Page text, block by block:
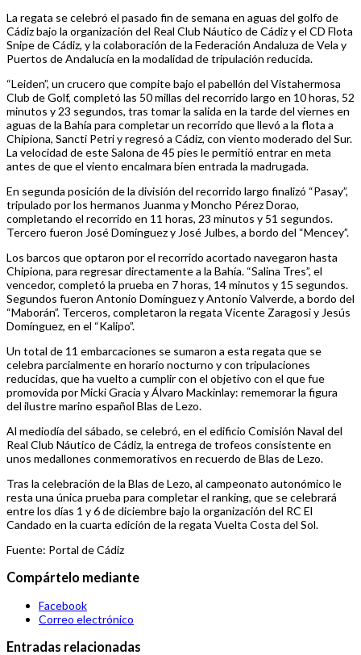
La regata se celebró el pasado fin de semana en aguas del golfo de
Cádiz bajo la organización del Real Club Náutico de Cádiz y el CD Flota
Snipe de Cádiz, y la colaboración de la Federación Andaluza de Vela y
Puertos de Andalucía en la modalidad de tripulación reducida.
“Leiden”, un crucero que compite bajo el pabellón del Vistahermosa
Club de Golf, completó las 50 millas del recorrido largo en 10 horas, 52
minutos y 23 segundos, tras tomar la salida en la tarde del viernes en
aguas de la Bahía para completar un recorrido que llevó a la flota a
Chipiona, Sancti Petri y regresó a Cádiz, con viento moderado del Sur.
La velocidad de este Salona de 45 pies le permitió entrar en meta
antes de que el viento encalmara bien entrada la madrugada.
En segunda posición de la división del recorrido largo finalizó “Pasay”,
tripulado por los hermanos Juanma y Moncho Pérez Dorao,
completando el recorrido en 11 horas, 23 minutos y 51 segundos.
Tercero fueron José Domínguez y José Julbes, a bordo del “Mencey”.
Los barcos que optaron por el recorrido acortado navegaron hasta
Chipiona, para regresar directamente a la Bahía. “Salina Tres”, el
vencedor, completó la prueba en 7 horas, 14 minutos y 15 segundos.
Segundos fueron Antonio Domínguez y Antonio Valverde, a bordo del
“Maborán”. Terceros, completaron la regata Vicente Zaragosi y Jesús
Domínguez, en el “Kalipo”.
Un total de 11 embarcaciones se sumaron a esta regata que se
celebra parcialmente en horario nocturno y con tripulaciones
reducidas, que ha vuelto a cumplir con el objetivo con el que fue
promovida por Micki Gracia y Álvaro Mackinlay: rememorar la figura
del ilustre marino español Blas de Lezo.
Al mediodía del sábado, se celebró, en el edificio Comisión Naval del
Real Club Náutico de Cádiz, la entrega de trofeos consistente en
unos medallones conmemorativos en recuerdo de Blas de Lezo.
Tras la celebración de la Blas de Lezo, al campeonato autonómico le
resta una única prueba para completar el ranking, que se celebrará
entre los días 1 y 6 de diciembre bajo la organización del RC El
Candado en la cuarta edición de la regata Vuelta Costa del Sol.
Fuente: Portal de Cádiz
Compártelo mediante
Facebook
Correo electrónico
Entradas relacionadas